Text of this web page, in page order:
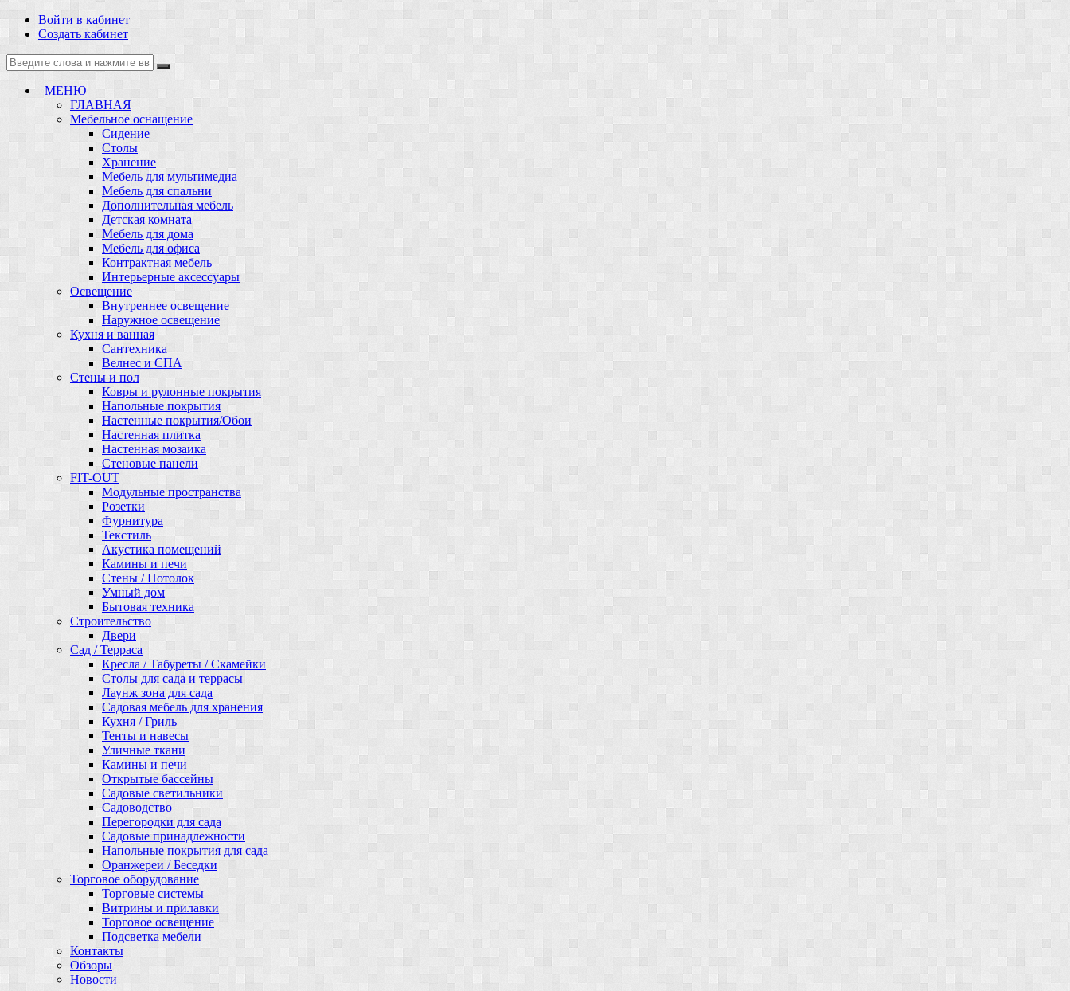
Войти в кабинет
Создать кабинет
МЕНЮ
ГЛАВНАЯ
Мебельное оснащение
Сидение
Столы
Хранение
Мебель для мультимедиа
Мебель для спальни
Дополнительная мебель
Детская комната
Мебель для дома
Мебель для офиса
Контрактная мебель
Интерьерные аксессуары
Освещение
Внутреннее освещение
Наружное освещение
Кухня и ванная
Сантехника
Велнес и СПА
Стены и пол
Ковры и рулонные покрытия
Напольные покрытия
Настенные покрытия/Обои
Настенная плитка
Настенная мозаика
Стеновые панели
FIT-OUT
Модульные пространства
Розетки
Фурнитура
Текстиль
Акустика помещений
Камины и печи
Стены / Потолок
Умный дом
Бытовая техника
Строительство
Двери
Сад / Терраса
Кресла / Табуреты / Скамейки
Столы для сада и террасы
Лаунж зона для сада
Садовая мебель для хранения
Кухня / Гриль
Тенты и навесы
Уличные ткани
Камины и печи
Открытые бассейны
Садовые светильники
Садоводство
Перегородки для сада
Садовые принадлежности
Напольные покрытия для сада
Оранжереи / Беседки
Торговое оборудование
Торговые системы
Витрины и прилавки
Торговое освещение
Подсветка мебели
Контакты
Обзоры
Новости